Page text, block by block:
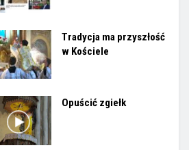
Tradycja ma przyszłość
w Kościele
Opuścić zgiełk